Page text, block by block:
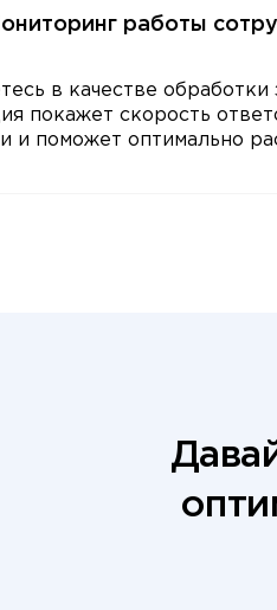
работы
в качестве обработки
покажет скорость
и поможет оптимально